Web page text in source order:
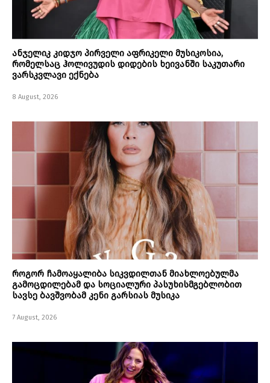
ანჯელიკ კიდჯო პირველი აფრიკელი მუსიკოსია,
რომელსაც ჰოლივუდის დიდების ხეივანში საკუთარი
ვარსკვლავი ექნება
8 August, 2026
როგორ ჩამოაყალიბა სიკვდილთან მიახლოებულმა
გამოცდილებამ და სოციალური პასუხისმგებლობით
სავსე ბავშვობამ კენი გარსიას მუსიკა
7 August, 2026